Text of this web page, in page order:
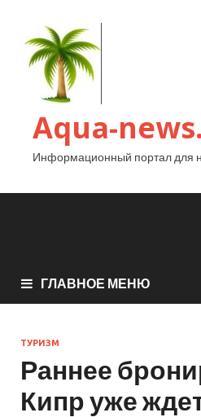
Aqua-news.
Информационный портал для
ГЛАВНОЕ МЕНЮ
ТУРИЗМ
Раннее
Кипр уже